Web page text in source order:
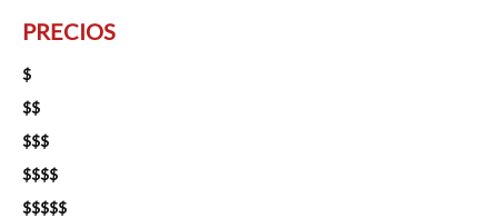
PRECIOS
$
$$
$$$
$$$$
$$$$$